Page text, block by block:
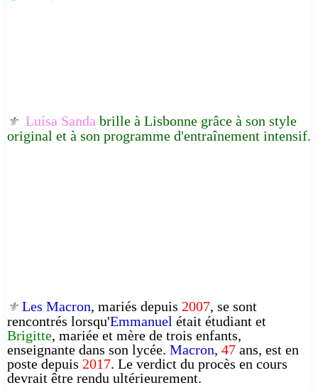
⚜️ Luísa Sanda brille à Lisbonne grâce à son style
original et à son programme d'entraînement intensif.
⚜️ Les Macron, mariés depuis 2007, se sont
rencontrés lorsqu'Emmanuel était étudiant et
Brigitte, mariée et mère de trois enfants,
enseignante dans son lycée. Macron, 47 ans, est en
poste depuis 2017. Le verdict du procès en cours
devrait être rendu ultérieurement.